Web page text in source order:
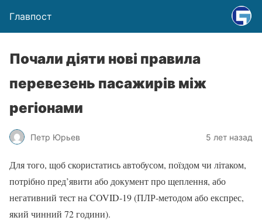
Главпост
Почали діяти нові правила
перевезень пасажирів між
регіонами
Петр Юрьев 5 лет назад
Для того, щоб скористатись автобусом, поїздом чи літаком,
потрібно пред’явити або документ про щеплення, або
негативний тест на COVID-19 (ПЛР-методом або експрес,
який чинний 72 години).